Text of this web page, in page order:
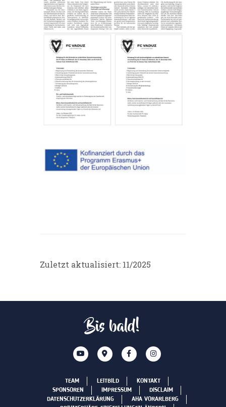
Zuletzt aktualisiert: 11/2025
Bis bald!
TEAM LEITBILD
KONTAKT
SPONSOREN
IMPRESSUM
DISCLAIM
DATENSCHUTZERKLÄRUNG
AHA VORARLBERG